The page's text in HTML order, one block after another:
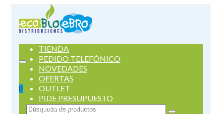
0
Buscar
TIENDA
PEDIDO TELEFÓNICO
NOVEDADES
OFERTAS
OUTLET
PIDE PRESUPUESTO
SERVICIOS